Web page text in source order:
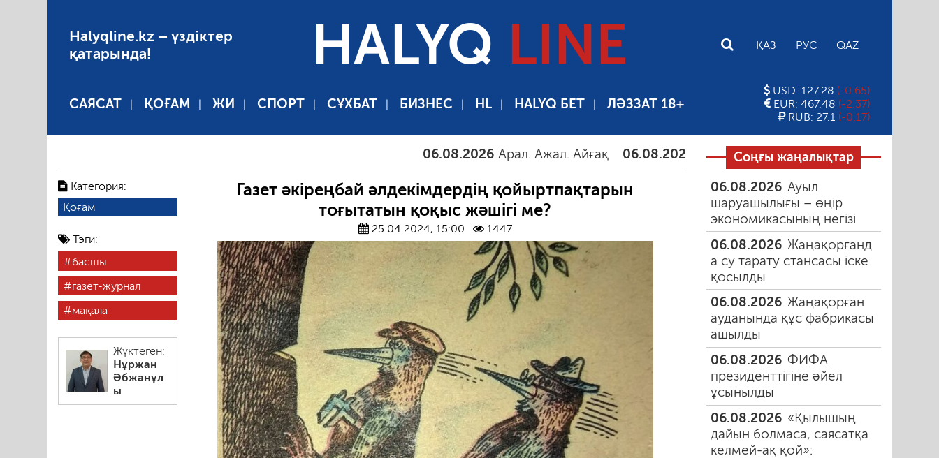
Halyqline.kz – үздіктер
қатарында!
HALYQ LINE ҚАЗ РУС QAZ
САЯСАТ ҚОҒАМ ЖИ СПОРТ СҰХБАТ БИЗНЕС HL HALYQ БЕТ ЛӘЗЗАТ 18+
USD: 127.28 (-0.65)
EUR: 467.48 (-2.37)
RUB: 27.1 (-0.17)
06.08.2026 Арал. Ажал. Айғақ 06.08.2026 Тамыздағы таңғы түтін 06.08.2026
Категория:
Қоғам
Тэги:
басшы
газет-журнал
мақала
Жүктеген:
Нұржан
Әбжанұл
ы
Газет әкіреңбай әлдекімдердің қойыртпақтарын
тоғытатын қоқыс жәшігі ме?
25.04.2024, 15:00 1447
Соңғы жаңалықтар
06.08.2026 Ауыл
шаруашылығы – өңір
экономикасының негізі
06.08.2026 Жаңақорғанд
а су тарату стансасы іске
қосылды
06.08.2026 Жаңақорған
ауданында құс фабрикасы
ашылды
06.08.2026 ФИФА
президенттігіне әйел
ұсынылды
06.08.2026 «Қылышың
дайын болмаса, саясатқа
келмей-ақ қой»: